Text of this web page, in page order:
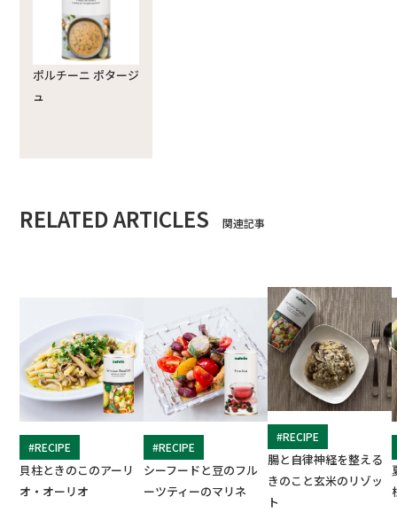
ポルチーニ ポタージ
ュ
RELATED ARTICLES 関連記事
#RECIPE
貝柱ときのこのアーリ
オ・オーリオ
#RECIPE
シーフードと豆のフル
ーツティーのマリネ
#RECIPE
腸と自律神経を整える
きのこと玄米のリゾッ
ト